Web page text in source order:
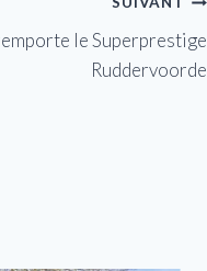
le Superprestige
Ruddervoorde